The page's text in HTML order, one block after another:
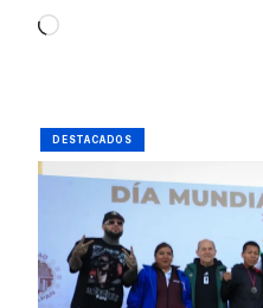
Loading…
DESTACADOS